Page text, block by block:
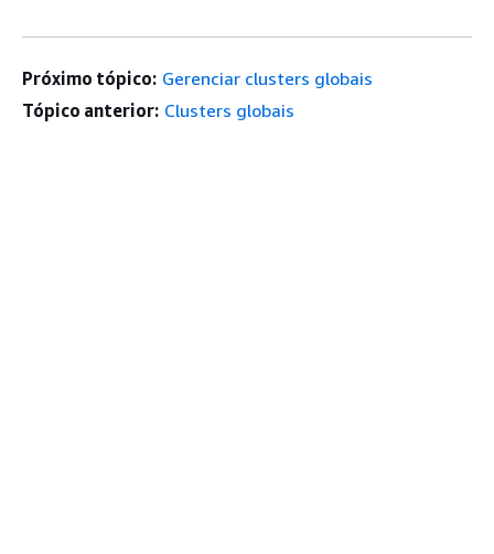
Próximo tópico: Gerenciar clusters globais
Tópico anterior: Clusters globais